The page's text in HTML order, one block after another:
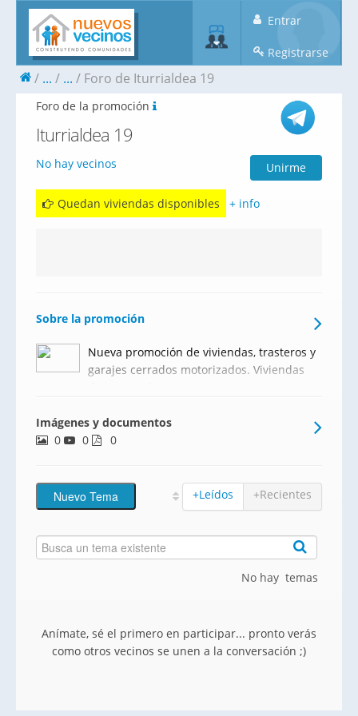
Entrar
Registrarse
... ... Foro de Iturrialdea 19
Foro de la promoción
Iturrialdea 19
No hay vecinos Unirme
Quedan viviendas disponibles + info
Sobre la promoción
Nueva promoción de viviendas, trasteros y
garajes cerrados motorizados. Viviendas
de 1, 2 y 3 dormitorios con armarios,
tendedero, todo ello con materiales de
primera calidad. Informáte en la oficina
Imágenes y documentos
0
0 0
+Leídos +Recientes
No hay temas
Anímate, sé el primero en participar... pronto verás
como otros vecinos se unen a la conversación ;)